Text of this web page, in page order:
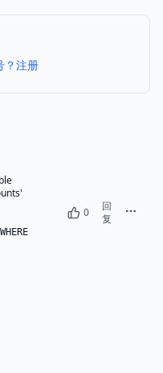
？注册
0
回
复